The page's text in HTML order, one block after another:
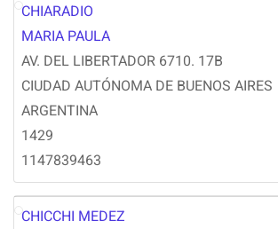
MC
CHIARADIO
MARIA PAULA
AV. DEL LIBERTADOR 6710. 17B
CIUDAD AUTÓNOMA DE BUENOS AIRES
ARGENTINA
1429
1147839463
CHICCHI MEDEZ